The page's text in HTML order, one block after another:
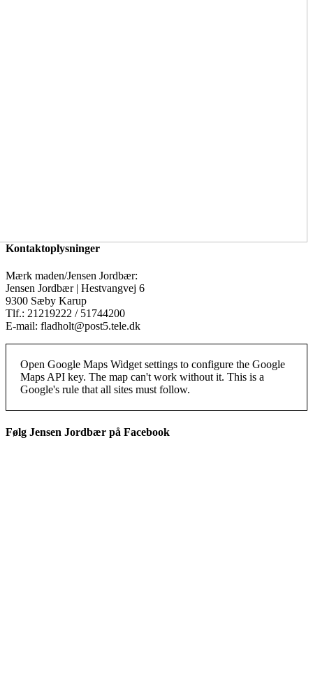
Kontaktoplysninger
Mærk maden/Jensen Jordbær:
Jensen Jordbær | Hestvangvej 6
9300 Sæby Karup
Tlf.: 21219222 / 51744200
E-mail: fladholt@post5.tele.dk
Open Google Maps Widget settings to configure the Google
Maps API key. The map can't work without it. This is a
Google's rule that all sites must follow.
Følg Jensen Jordbær på Facebook